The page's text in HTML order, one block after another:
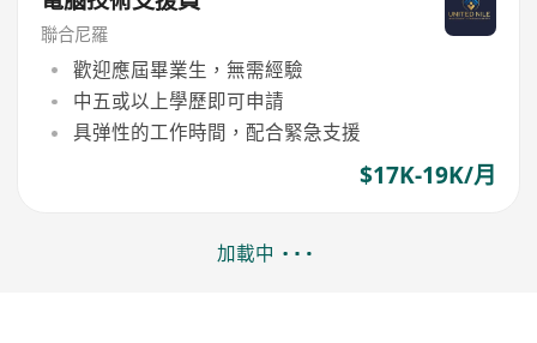
聯合尼羅
歡迎應屆畢業生，無需經驗
中五或以上學歷即可申請
具弹性的工作時間，配合緊急支援
$17K-19K/月
加載中